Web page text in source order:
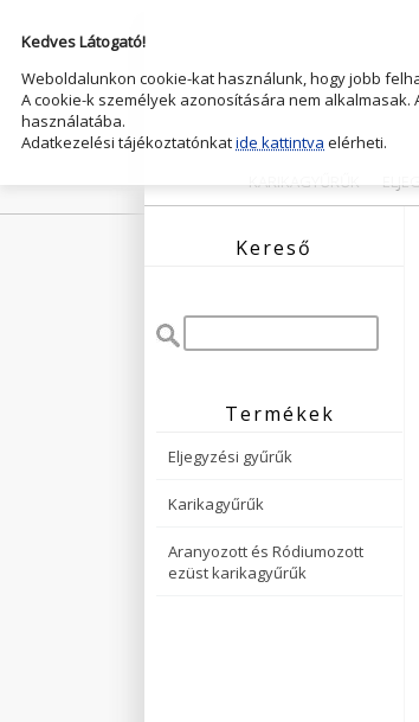
KARIKAGYŰRŰK
Kereső
Termékek
Eljegyzési gyűrűk
Karikagyűrűk
Aranyozott és Ródiumozott
ezüst karikagyűrűk
Kedves Látogató!
Weboldalunkon cookie-kat használunk, hogy jobb
A cookie-k személyek azonosítására nem
használatába.
Adatkezelési tájékoztatónkatide kattintva elérheti.